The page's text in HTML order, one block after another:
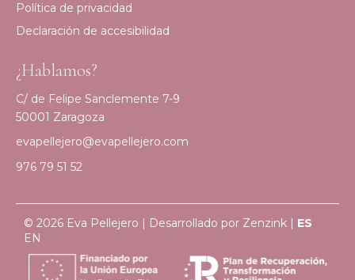
Política de privacidad
Declaración de accesibilidad
¿Hablamos?
C/ de Felipe Sanclemente 7-9
50001 Zaragoza
evapellejero@evapellejero.com
976 79 51 52
© 2026 Eva Pellejero | Desarrollado por Zenzink | ES
EN